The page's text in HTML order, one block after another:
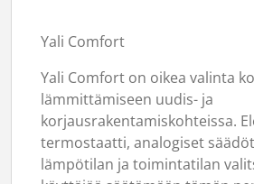
Yali Comfort
Yali Comfort on oikea valinta
lämmittämiseen uudis- ja
korjausrakentamiskohteissa.
termostaatti, analogiset
lämpötilan ja toimintatilan